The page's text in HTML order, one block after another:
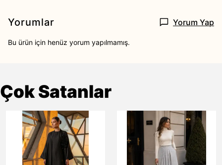
Yorumlar Yorum Yap
Bu ürün için henüz yorum yapılmamış.
Çok Satanlar